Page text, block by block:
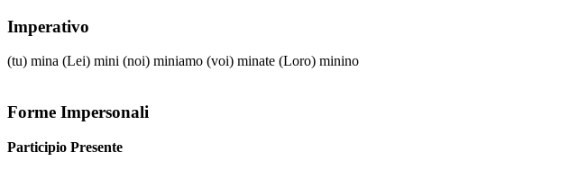
Imperativo
(tu) mina (Lei) mini (noi) miniamo (voi) minate (Loro) minino
Forme Impersonali
Participio Presente